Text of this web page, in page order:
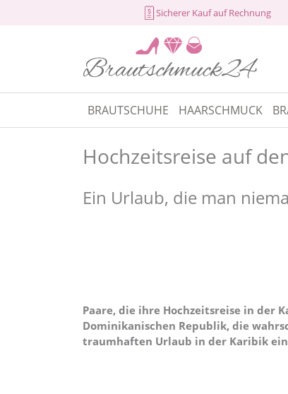
Sicherer Kauf auf Rechnung
BRAUTSCHUHE HAARSCHMUCK
Hochzeitsreise auf
Ein Urlaub, die man
Paare, die ihre Hochzeitsreise in der
Dominikanischen Republik, die
traumhaften Urlaub in der Karibik